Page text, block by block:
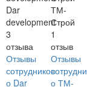
Dar
development
3
отзыва
Отзывы
сотрудников
о Dar
ТМ-
Строй
1
отзыв
Отзывы
о ТМ-